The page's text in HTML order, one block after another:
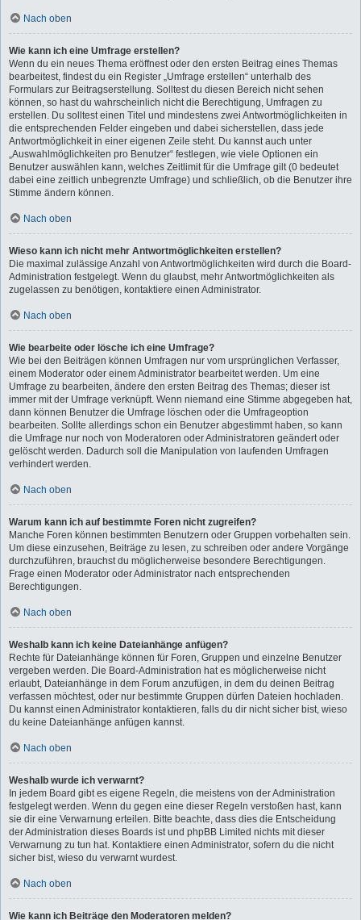
Nach oben
Wie kann ich eine Umfrage erstellen?
Wenn du ein neues Thema eröffnest oder den ersten Beitrag eines Themas
bearbeitest, findest du ein Register „Umfrage erstellen“ unterhalb des
Formulars zur Beitragserstellung. Solltest du diesen Bereich nicht sehen
können, so hast du wahrscheinlich nicht die Berechtigung, Umfragen zu
erstellen. Du solltest einen Titel und mindestens zwei Antwortmöglichkeiten in
die entsprechenden Felder eingeben und dabei sicherstellen, dass jede
Antwortmöglichkeit in einer eigenen Zeile steht. Du kannst auch unter
„Auswahlmöglichkeiten pro Benutzer“ festlegen, wie viele Optionen ein
Benutzer auswählen kann, welches Zeitlimit für die Umfrage gilt (0 bedeutet
dabei eine zeitlich unbegrenzte Umfrage) und schließlich, ob die Benutzer ihre
Stimme ändern können.
Nach oben
Wieso kann ich nicht mehr Antwortmöglichkeiten erstellen?
Die maximal zulässige Anzahl von Antwortmöglichkeiten wird durch die Board-
Administration festgelegt. Wenn du glaubst, mehr Antwortmöglichkeiten als
zugelassen zu benötigen, kontaktiere einen Administrator.
Nach oben
Wie bearbeite oder lösche ich eine Umfrage?
Wie bei den Beiträgen können Umfragen nur vom ursprünglichen Verfasser,
einem Moderator oder einem Administrator bearbeitet werden. Um eine
Umfrage zu bearbeiten, ändere den ersten Beitrag des Themas; dieser ist
immer mit der Umfrage verknüpft. Wenn niemand eine Stimme abgegeben hat,
dann können Benutzer die Umfrage löschen oder die Umfrageoption
bearbeiten. Sollte allerdings schon ein Benutzer abgestimmt haben, so kann
die Umfrage nur noch von Moderatoren oder Administratoren geändert oder
gelöscht werden. Dadurch soll die Manipulation von laufenden Umfragen
verhindert werden.
Nach oben
Warum kann ich auf bestimmte Foren nicht zugreifen?
Manche Foren können bestimmten Benutzern oder Gruppen vorbehalten sein.
Um diese einzusehen, Beiträge zu lesen, zu schreiben oder andere Vorgänge
durchzuführen, brauchst du möglicherweise besondere Berechtigungen.
Frage einen Moderator oder Administrator nach entsprechenden
Berechtigungen.
Nach oben
Weshalb kann ich keine Dateianhänge anfügen?
Rechte für Dateianhänge können für Foren, Gruppen und einzelne Benutzer
vergeben werden. Die Board-Administration hat es möglicherweise nicht
erlaubt, Dateianhänge in dem Forum anzufügen, in dem du deinen Beitrag
verfassen möchtest, oder nur bestimmte Gruppen dürfen Dateien hochladen.
Du kannst einen Administrator kontaktieren, falls du dir nicht sicher bist, wieso
du keine Dateianhänge anfügen kannst.
Nach oben
Weshalb wurde ich verwarnt?
In jedem Board gibt es eigene Regeln, die meistens von der Administration
festgelegt werden. Wenn du gegen eine dieser Regeln verstoßen hast, kann
sie dir eine Verwarnung erteilen. Bitte beachte, dass dies die Entscheidung
der Administration dieses Boards ist und phpBB Limited nichts mit dieser
Verwarnung zu tun hat. Kontaktiere einen Administrator, sofern du die nicht
sicher bist, wieso du verwarnt wurdest.
Nach oben
Wie kann ich Beiträge den Moderatoren melden?